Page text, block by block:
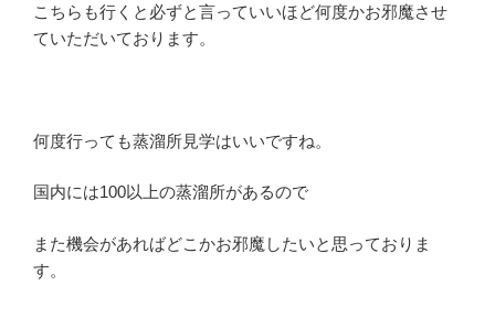
こちらも行くと必ずと言っていいほど何度かお邪魔させ
ていただいております。
何度行っても蒸溜所見学はいいですね。
国内には100以上の蒸溜所があるので
また機会があればどこかお邪魔したいと思っておりま
す。